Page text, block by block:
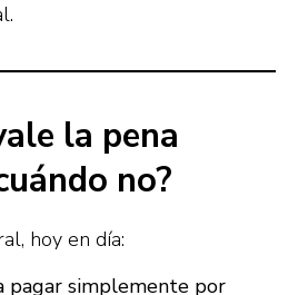
la pena
no?
hoy en día:
pagar simplemente por